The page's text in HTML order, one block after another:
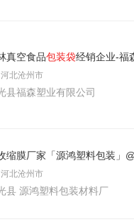
真空食品包装袋经销企业-福
河北沧州市
县福森塑业有限公司
缩膜厂家「源鸿塑料包装」
河北沧州市
县 源鸿塑料包装材料厂